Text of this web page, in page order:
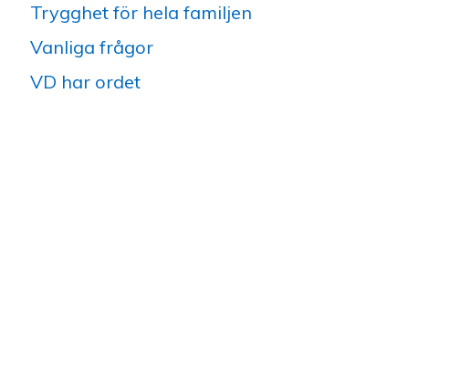
Trygghet för hela familjen
Vanliga frågor
VD har ordet